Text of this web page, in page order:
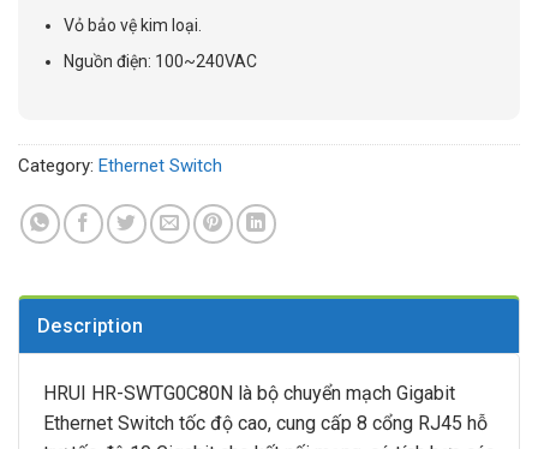
Vỏ bảo vệ kim loại.
Nguồn điện: 100~240VAC
Category: Ethernet Switch
Description
HRUI HR-SWTG0C80N là bộ chuyển mạch Gigabit
Ethernet Switch tốc độ cao, cung cấp 8 cổng RJ45 hỗ